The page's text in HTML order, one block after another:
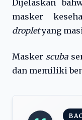
Dijelaskan
masker
dropletyang
Masker scuba
dan memiliki